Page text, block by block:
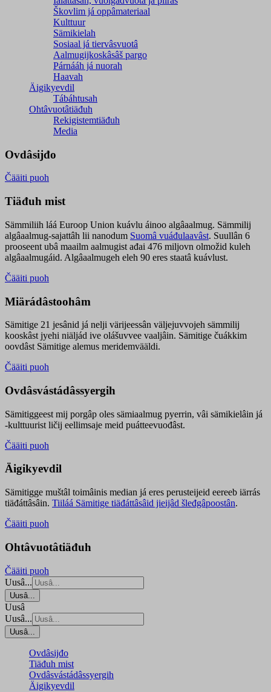
Škovlim já oppâmateriaal
Kulttuur
Sämikielah
Sosiaal já tiervâsvuotâ
Aalmugijkoskâsâš pargo
Párnááh já nuorah
Haavah
Äigikyevdil
Tábáhtusah
Ohtâvuotâtiäđuh
Rekigistemtiäđuh
Media
Ovdâsijđo
Čääiti puoh
Tiäđuh mist
Sämmiliih láá Euroop Union kuávlu áinoo algâaalmug. Sämmilij
algâaalmug-sajattâh lii nanodum Suomâ vuáđulaavâst. Suullân 6
prooseent ubâ maailm aalmugist ađai 476 miljovn olmožid kuleh
algâaalmugáid. Algâaalmugeh eleh 90 eres staatâ kuávlust.
Čääiti puoh
Miärádâstoohâm
Sämitige 21 jesânid já nelji värijeessân väljejuvvojeh sämmilij
kooskâst jyehi niäljád ive olášuvvee vaaljâin. Sämitige čuákkim
oovdâst Sämitige alemus meridemvääldi.
Čääiti puoh
Ovdâsvástádâssyergih
Sämitiggeest mij porgâp oles sämiaalmug pyerrin, vâi sämikielâin já
-kulttuurist ličij eellimsaje meid puátteevuođâst.
Čääiti puoh
Äigikyevdil
Sämitigge muštâl toimâinis median já eres perusteijeid eereeb iärrás
tiäđáttâsâin. Tiiláá Sämitige tiäđáttâsâid jieijâd šleđgâpoostân.
Čääiti puoh
Ohtâvuotâtiäđuh
Čääiti puoh
Uusâ...
Uusâ...
Uusâ
Uusâ...
Uusâ...
Ovdâsijđo
Tiäđuh mist
Ovdâsvástádâssyergih
Äigikyevdil